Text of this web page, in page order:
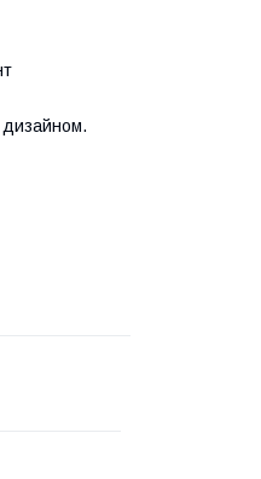
дизайном.